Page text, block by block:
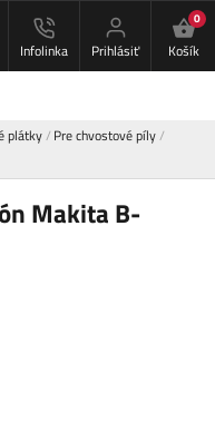
Infolinka Prihlásiť
0
Košík
plátky Pre chvostové píly
Makita B-